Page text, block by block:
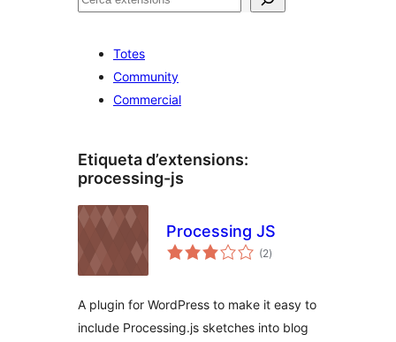
Totes
Community
Commercial
Etiqueta d’extensions:
processing-js
Processing JS
(2puntuacions
totals
)
A plugin for WordPress to make it easy to
include Processing.js sketches into blog